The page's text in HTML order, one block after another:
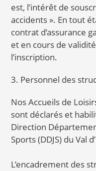
est, l’intérêt de
accidents ». En tout
contrat d’assurance
et en cours de
l’inscription.
3. Personnel des
Nos Accueils de
sont déclarés et
Direction
Sports (DDJS) du Val
L’encadrement des